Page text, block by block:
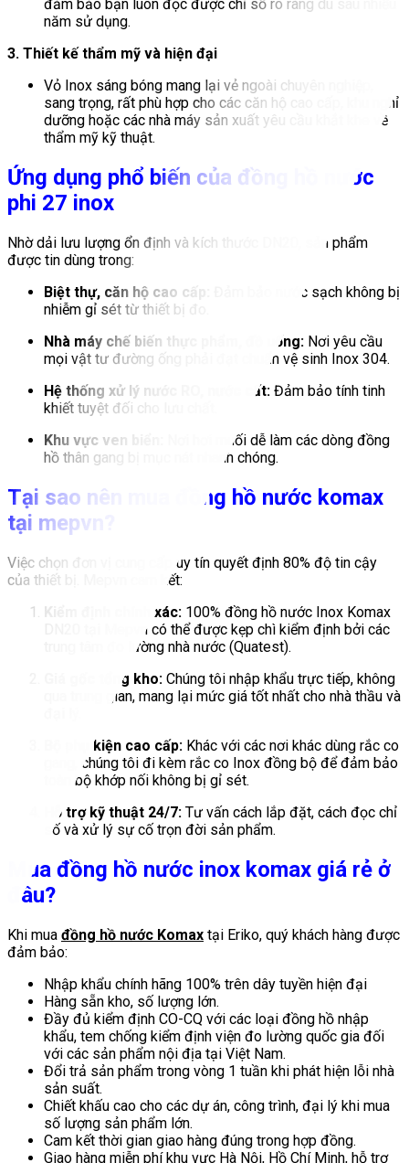
đảm bảo bạn luôn đọc được chỉ số rõ ràng dù sau nhiều
năm sử dụng.
3. Thiết kế thẩm mỹ và hiện đại
Vỏ Inox sáng bóng mang lại vẻ ngoài chuyên nghiệp,
sang trọng, rất phù hợp cho các căn hộ cao cấp, khu nghỉ
dưỡng hoặc các nhà máy sản xuất yêu cầu khắt khe về
thẩm mỹ kỹ thuật.
Ứng dụng phổ biến của đồng hồ nước
phi 27 inox
Nhờ dải lưu lượng ổn định và kích thước DN20, sản phẩm
được tin dùng trong:
Biệt thự, căn hộ cao cấp:
Đảm bảo nước sạch không bị
nhiễm gỉ sét từ thiết bị đo.
Nhà máy chế biến thực phẩm, đồ uống: Nơi yêu cầu
mọi vật tư đường ống phải đạt chuẩn vệ sinh Inox 304.
Hệ thống xử lý nước RO, nước cất: Đảm bảo tính tinh
khiết tuyệt đối cho lưu chất.
Khu vực ven biển:
Nơi hơi muối dễ làm các dòng đồng
hồ thân gang bị mục nát nhanh chóng.
Tại sao nên mua đồng hồ nước komax
tại mepvn?
Việc chọn đơn vị cung cấp uy tín quyết định 80% độ tin cậy
của thiết bị. Mepvn cam kết:
Kiểm định chính xác: 100% đồng hồ nước Inox Komax
DN20 tại Mepvn có thể được kẹp chì kiểm định bởi các
trung tâm đo lường nhà nước (Quatest).
Giá gốc tổng kho: Chúng tôi nhập khẩu trực tiếp, không
qua trung gian, mang lại mức giá tốt nhất cho nhà thầu và
Bộ phụ kiện cao cấp: Khác với các nơi khác dùng rắc co
gang, chúng tôi đi kèm rắc co Inox đồng bộ để đảm bảo
toàn bộ khớp nối không bị gỉ sét.
Hỗ trợ kỹ thuật 24/7: Tư vấn cách lắp đặt, cách đọc chỉ
số và xử lý sự cố trọn đời sản phẩm.
Mua đồng hồ nước inox komax giá rẻ ở
đâu?
Khi mua đồng hồ nước Komax tại Eriko, quý khách hàng được
đảm bảo:
Nhập khẩu chính hãng 100% trên dây tuyền hiện đại
Hàng sẵn kho, số lượng lớn.
Đầy đủ kiểm định CO-CQ với các loại đồng hồ nhập
khẩu, tem chống kiểm định viện đo lường quốc gia đối
với các sản phẩm nội địa tại Việt Nam.
Đổi trả sản phẩm trong vòng 1 tuần khi phát hiện lỗi nhà
sản suất.
Chiết khấu cao cho các dự án, công trình, đại lý khi mua
số lượng sản phẩm lớn.
Cam kết thời gian giao hàng đúng trong hợp đồng.
Giao hàng miễn phí khu vực Hà Nội, Hồ Chí Minh, hỗ trợ